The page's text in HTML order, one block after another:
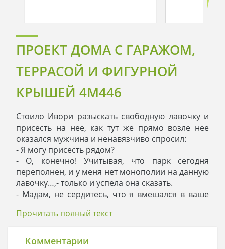
ПРОЕКТ ДОМА С ГАРАЖОМ,
ТЕРРАСОЙ И ФИГУРНОЙ
КРЫШЕЙ 4M446
Стоило Ивори разыскать свободную лавочку и
присесть на нее, как тут же прямо возле нее
оказался мужчина и ненавязчиво спросил:
- Я могу присесть рядом?
- О, конечно! Учитывая, что парк сегодня
переполнен, и у меня нет монополии на данную
лавочку…,- только и успела она сказать.
- Мадам, не сердитесь, что я вмешался в ваше
оправдать свое присутствие здесь и предсказать
- Как интересно! Начинайте, - кивнула она.
Прочитать полный текст
Комментарии